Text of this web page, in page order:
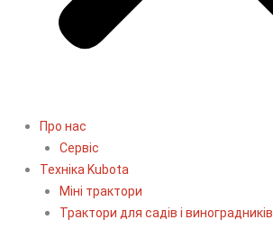
Про нас
Сервіс
Технiка Kubota
Міні трактори
Трактори для садів і виноградників